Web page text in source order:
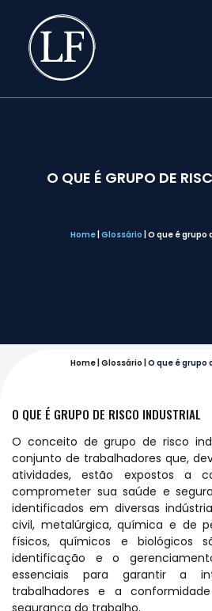
O QUE É GRUPO DE
Home| Glossário O que é grupo
Home| Glossário O que é grupo
O QUE É GRUPO DE RISCO INDUSTRIAL
O conceito de grupo de risco
conjunto de trabalhadores que,
atividades, estão expostos a
comprometer sua saúde e
identificados em diversas
civil, metalúrgica, química e de
físicos, químicos e biológicos
identificação e o
essenciais para garantir a
trabalhadores e a
segurança do trabalho.